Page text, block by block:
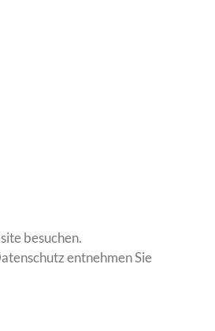
besuchen.
entnehmen Sie